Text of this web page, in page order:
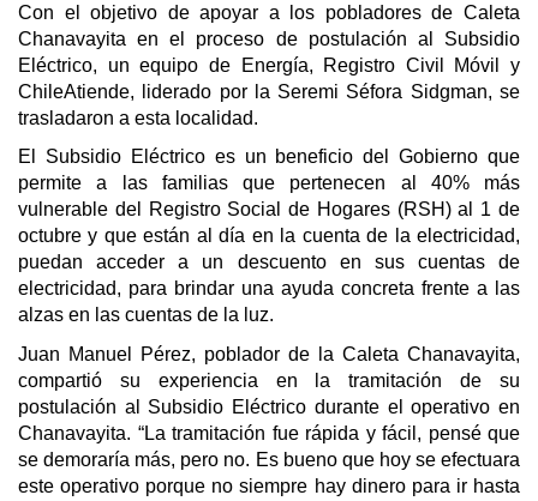
Con el objetivo de apoyar a los pobladores de Caleta
Chanavayita en el proceso de postulación al Subsidio
Eléctrico, un equipo de Energía, Registro Civil Móvil y
ChileAtiende, liderado por la Seremi Séfora Sidgman, se
trasladaron a esta localidad.
El Subsidio Eléctrico es un beneficio del Gobierno que
permite a las familias que pertenecen al 40% más
vulnerable del Registro Social de Hogares (RSH) al 1 de
octubre y que están al día en la cuenta de la electricidad,
puedan acceder a un descuento en sus cuentas de
electricidad, para brindar una ayuda concreta frente a las
alzas en las cuentas de la luz.
Juan Manuel Pérez, poblador de la Caleta Chanavayita,
compartió su experiencia en la tramitación de su
postulación al Subsidio Eléctrico durante el operativo en
Chanavayita. “La tramitación fue rápida y fácil, pensé que
se demoraría más, pero no. Es bueno que hoy se efectuara
este operativo porque no siempre hay dinero para ir hasta